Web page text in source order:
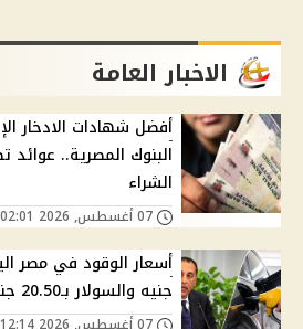
الاخبار العامة
الشراء
جنيه والسولار بـ20.50 جنيه